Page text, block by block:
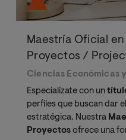
Maestría Oficial
Proyectos /
Ciencias Económicas
Especialízate con un
perfiles que buscan dar
estratégica. Nuestra
Proyectos ofrece una